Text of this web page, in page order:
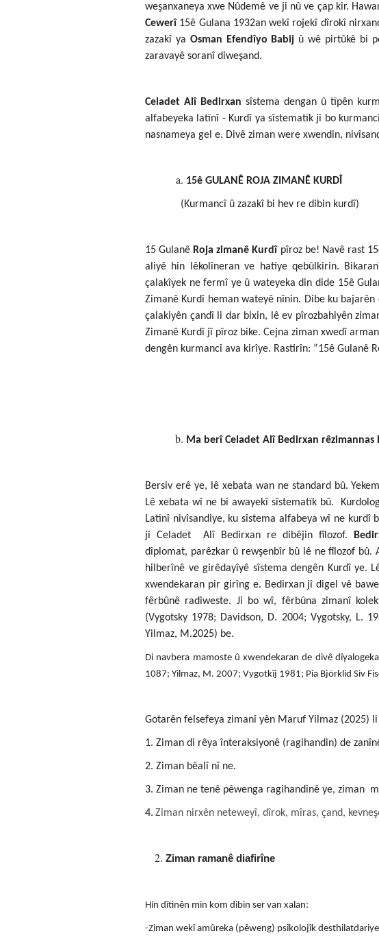
weşanxaneya xwe Nûdemê ve ji nû ve çap kir.
Cewerî15ê Gulana 1932an wekî rojekî dîrokî
zazakî ya Osman Efendîyo Babij û wê pirtûkê bi
zaravayê soranî diweşand.
Celadet Alî Bedirxan sîstema dengan û tîpên
alfabeyeka latînî - Kurdî ya sîstematîk ji bo
nasnameya gel e. Divê ziman were xwendin,
15ê GULANÊ ROJA ZIMANÊ KURDÎ
(Kurmancî û zazakî bi hev re dibin kurdî)
15 Gulanê Roja zimanê Kurdîpîroz be! Navê rast
aliyê hin lêkolîneran ve hatiye qebûlkirin.
çalakîyek ne fermî ye û wateyeka din dide 15ê
Zimanê Kurdî heman wateyê nînin. Dibe ku
çalakiyên çandî li dar bixin, lê ev pîrozbahiyên
Zimanê Kurdî jî pîroz bike. Cejna ziman xwedî
dengên kurmancî ava kirîye. Rastirîn: ”15ê Gulanê
Ma berî Celadet Alî Bedirxan rêzimannas
Bersiv erê ye, lê xebata wan ne standard bû.
Lê xebata wî ne bi awayekî sîstematîk bû.
Latînî nivîsandiye, ku sîstema alfabeya wî ne kurdî
ji Celadet Alî Bedirxan re dibêjin fîlozof.
dîplomat, parêzkar û rewşenbîr bû lê ne fîlozof bû.
hilberînê ve girêdayîyê sîstema dengên Kurdî ye.
xwendekaran pir girîng e. Bedirxan jî digel vê
fêrbûnê radiweste. Ji bo wî, fêrbûna zimanî
(Vygotsky 1978; Davidson, D. 2004; Vygotsky, L.
Yilmaz, M.2025) be.
Di navbera mamoste û xwendekaran de divê
1087; Yilmaz, M. 2007; Vygotkîj 1981; Pia Björklid Siv
Gotarên felsefeya zimanî yên Maruf Yilmaz (2025)
1. Ziman di rêya înteraksiyonê (ragihandin) de
2. Ziman bêalî nî ne.
3. Ziman ne tenê pêwenga ragihandinê ye, ziman
4.Ziman nirxên neteweyî, dîrok, mîras, çand, kevne
Ziman ramanê diafirîne
Hin dîtinên min kom dibin ser van xalan:
-Ziman wekî amûreka (pêweng) psîkolojîk